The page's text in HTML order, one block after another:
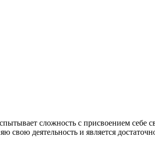
сложность с присвоением себе
свою деятельность и является